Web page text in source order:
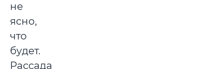
не
ясно,
что
будет.
Рассада